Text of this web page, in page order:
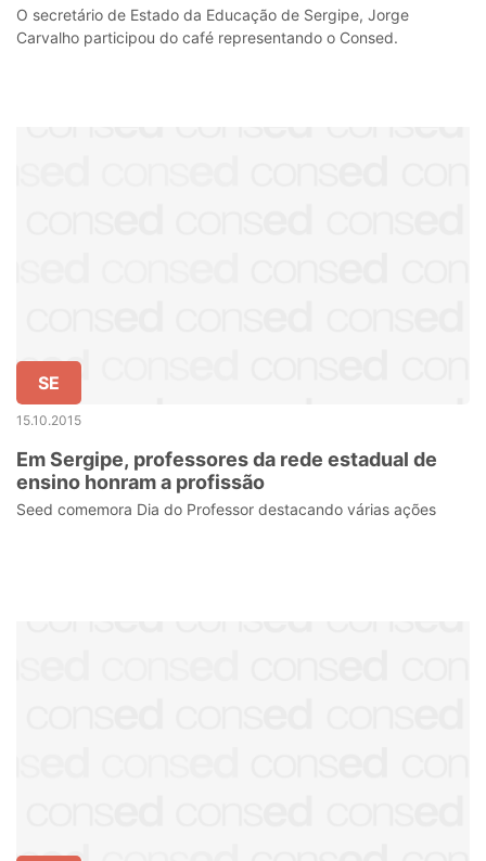
O secretário de Estado da Educação de Sergipe, Jorge
Carvalho participou do café representando o Consed.
SE
15.10.2015
Em Sergipe, professores da rede estadual de
ensino honram a profissão
Seed comemora Dia do Professor destacando várias ações